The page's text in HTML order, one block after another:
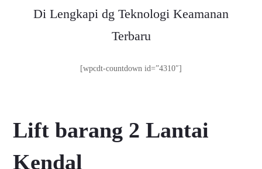
Di Lengkapi dg Teknologi Keamanan
Terbaru
[wpcdt-countdown id=”4310″]
Lift barang 2 Lantai
Kendal